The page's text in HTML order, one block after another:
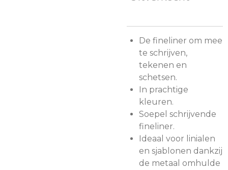
De fineliner om mee
te schrijven,
tekenen en
schetsen.
In prachtige
kleuren.
Soepel schrijvende
fineliner.
Ideaal voor linialen
en sjablonen dankzij
de metaal omhulde